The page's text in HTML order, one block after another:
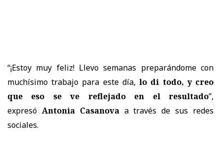
“¡Estoy muy feliz! Llevo semanas preparándome con
muchísimo trabajo para este día,lo di todo, y creo
que eso se ve reflejado en el resultado”,
expresó Antonia Casanovaa través de sus redes
sociales.